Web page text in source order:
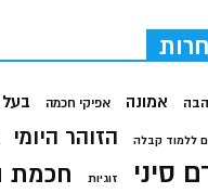
אמונה אפיקי חכמה
ללמוד קבלה הזוהר היומי
סיני זוגיות חכמת